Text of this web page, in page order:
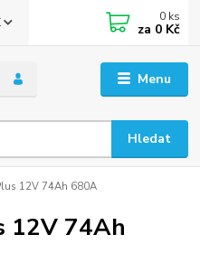
Menu
Hledat
0 ks
za 0 Kč
12V 74Ah 680A
12V 74Ah